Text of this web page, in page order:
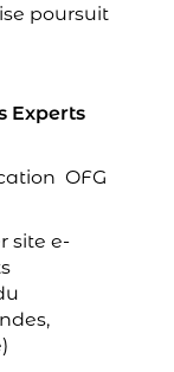
poursuit
Experts
OFG
site e-